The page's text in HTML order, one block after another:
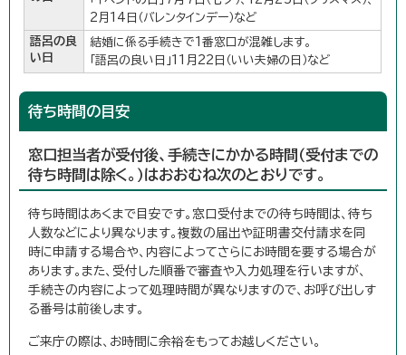
2月14日（バレンタインデー）など
語呂の良
い日
結婚に係る手続きで1番窓口が混雑します。
「語呂の良い日」11月22日（いい夫婦の日）など
待ち時間の目安
窓口担当者が受付後、手続きにかかる時間（受付までの
待ち時間は除く。）はおおむね次のとおりです。
待ち時間はあくまで目安です。窓口受付までの待ち時間は、待ち
人数などにより異なります。複数の届出や証明書交付請求を同
時に申請する場合や、内容によってさらにお時間を要する場合が
あります。また、受付した順番で審査や入力処理を行いますが、
手続きの内容によって処理時間が異なりますので、お呼び出しす
る番号は前後します。
ご来庁の際は、お時間に余裕をもってお越しください。